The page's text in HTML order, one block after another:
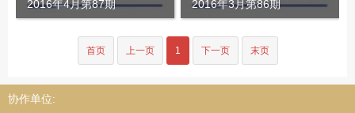
2016年4月第87期 2016年3月第86期
首页 上一页 1 下一页 末页
协作单位: